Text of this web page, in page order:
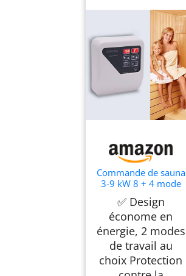
Commande de sauna
3-9 kW 8 + 4 mode
four de sauna
externe contrôleur de
sauna unité de
contrôle de sauna
pour sauna à
domicile, occasions
commerciales
✅ Design
économe en
énergie, 2 modes
de travail au
choix Protection